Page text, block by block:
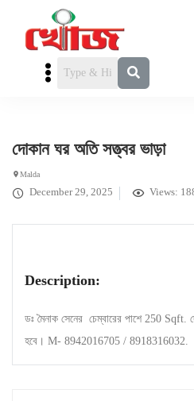
দোকান ঘর অতি সত্ত্বর ভাড়া
Malda
December 29, 2025 Views:
Description:
ডঃ মৈনাক সেনের চেম্বারের পাশে 250 Sqft.
হবে। M- 8942016705 / 8918316032.